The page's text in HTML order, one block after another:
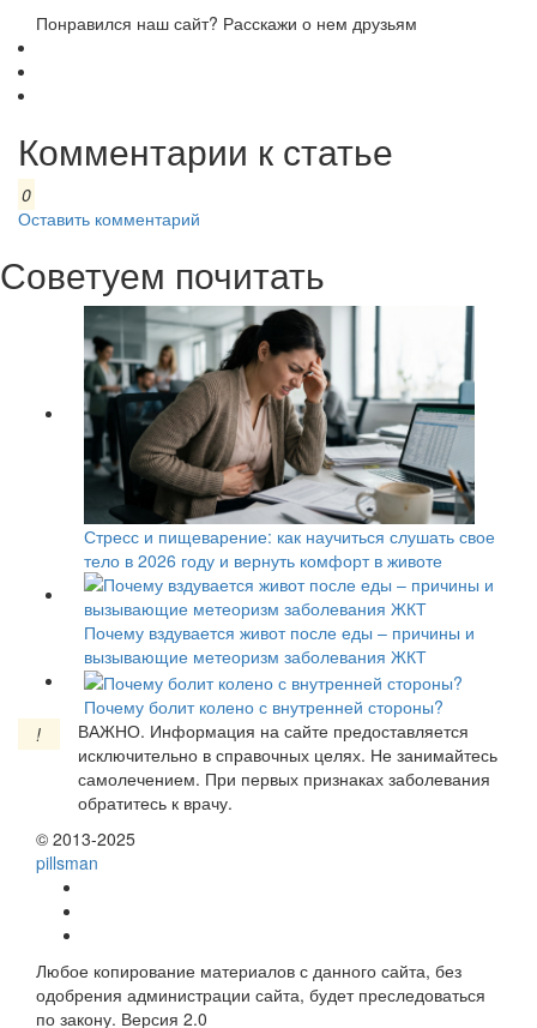
Понравился наш сайт? Расскажи о нем друзьям
Комментарии к статье
0
Оставить комментарий
Советуем почитать
Стресс и пищеварение: как научиться слушать свое
тело в 2026 году и вернуть комфорт в животе
Почему вздувается живот после еды – причины и
вызывающие метеоризм заболевания ЖКТ
Почему болит колено с внутренней стороны?
!
ВАЖНО. Информация на сайте предоставляется
исключительно в справочных целях. Не занимайтесь
самолечением. При первых признаках заболевания
обратитесь к врачу.
© 2013-2025
pillsman
Любое копирование материалов с данного сайта, без
одобрения администрации сайта, будет преследоваться
по закону. Версия 2.0